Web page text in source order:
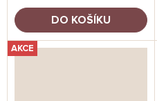
DO KOŠÍKU
AKCE